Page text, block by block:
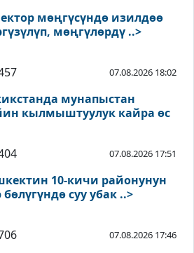
мөңгүсүндө изилдөө
мөңгүлөрдү ..>
07.08.2026 18:02
мунапыстан
кылмыштуулук кайра өс
07.08.2026 17:51
10-кичи районунун
суу убак ..>
07.08.2026 17:46